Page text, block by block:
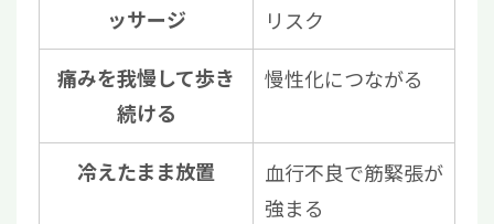
ッサージ
リスク
痛みを我慢して歩き
続ける
慢性化につながる
冷えたまま放置
血行不良で筋緊張が
強まる